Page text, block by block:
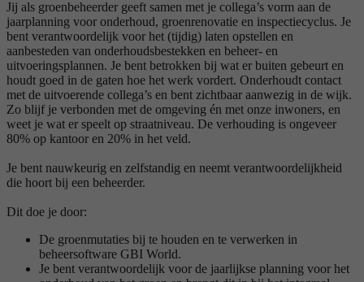
Jij als groenbeheerder geeft samen met je collega’s vorm aan de
jaarplanning voor onderhoud, groenrenovatie en inspectiecyclus. Je
bent verantwoordelijk voor het (tijdig) laten opstellen en
aanbesteden van onderhoudsbestekken en beheer- en
uitvoeringsplannen. Je bent betrokken bij wat er buiten gebeurt en
houdt goed in de gaten hoe het werk vordert. Onderhoudt contact
met de uitvoerende collega’s en bent zichtbaar aanwezig in de wijk.
Zo blijf je verbonden met de omgeving én met onze inwoners, en
weet je wat er speelt op straatniveau. De verhouding is ongeveer
80% op kantoor en 20% in het veld.
Je bent nauwkeurig en zelfstandig en neemt verantwoordelijkheid
die hoort bij een beheerder.
Dit doe je door:
De groenmutaties bij te houden en te verwerken in
beheersoftware GBI World.
Je bent verantwoordelijk voor de jaarlijkse planning voor het